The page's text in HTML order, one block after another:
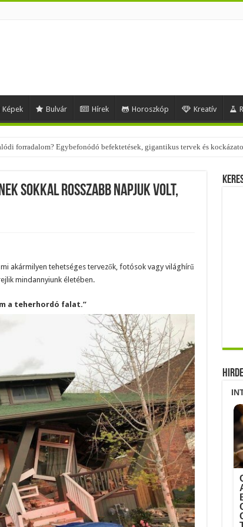
Képek Bulvár Hírek Horoszkóp Kreatív
meg, milyen stílusokhoz illenek!
sokkal rosszabb napjuk volt,
akármilyen tehetséges tervezők, fotósok vagy világhírű
mindannyiunk életében.
a teherhordó falat.”